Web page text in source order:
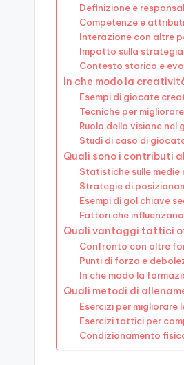
Definizione e
Competenze e
Interazione con altre
Impatto sulla
Contesto storico e
In che modo la
Esempi di giocate
Tecniche per
Ruolo della visione nel
Studi di caso di
Quali sono i contributi
Statistiche sulle medie
Strategie di
Esempi di gol chiave
Fattori che
Quali vantaggi tattici
Confronto con altre
Punti di forza e
In che modo la
Quali metodi di
Esercizi per
Esercizi tattici per
Condizionamento